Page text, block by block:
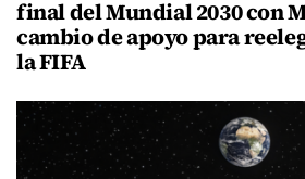
final del Mundial 2030 con
cambio de apoyo para
la FIFA